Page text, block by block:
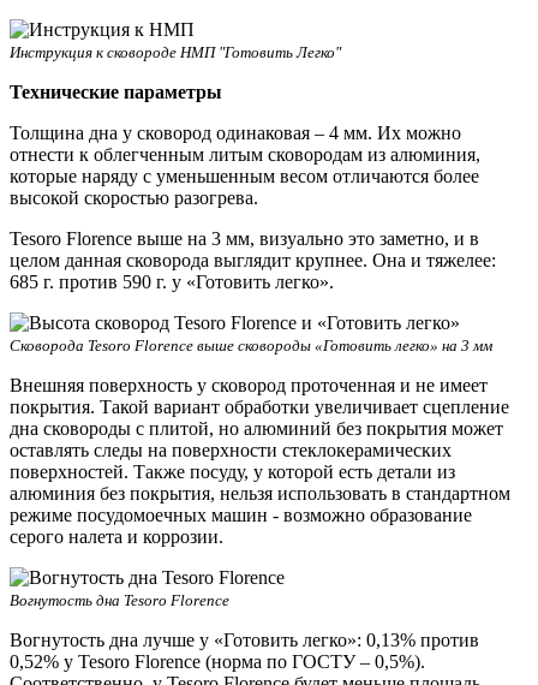
Инструкция к сковороде НМП "Готовить Легко"
Технические параметры
Толщина дна у сковород одинаковая – 4 мм. Их можно
отнести к облегченным литым сковородам из алюминия,
которые наряду с уменьшенным весом отличаются более
высокой скоростью разогрева.
Tesoro Florence выше на 3 мм, визуально это заметно, и в
целом данная сковорода выглядит крупнее. Она и тяжелее:
685 г. против 590 г. у «Готовить легко».
Сковорода Tesoro Florence выше сковороды «Готовить легко» на 3 мм
Внешняя поверхность у сковород проточенная и не имеет
покрытия. Такой вариант обработки увеличивает сцепление
дна сковороды с плитой, но алюминий без покрытия может
оставлять следы на поверхности стеклокерамических
поверхностей. Также посуду, у которой есть детали из
алюминия без покрытия, нельзя использовать в стандартном
режиме посудомоечных машин - возможно образование
серого налета и коррозии.
Вогнутость дна Tesoro Florence
Вогнутость дна лучше у «Готовить легко»: 0,13% против
0,52% у Tesoro Florence (норма по ГОСТУ – 0,5%).